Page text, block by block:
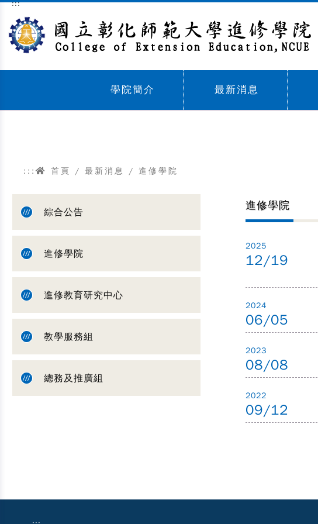
跳到主要內容區塊
:::
學院簡介 最新消息
::: 首頁 / 最新消息 / 進修學院
綜合公告
進修學院
進修教育研究中心
教學服務組
總務及推廣組
進修學院
2025
12/19
2024
06/05
2023
08/08
2022
09/12